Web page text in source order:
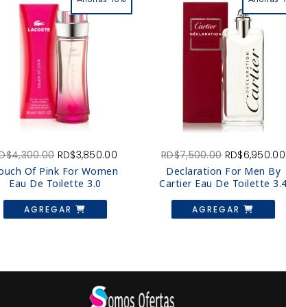
4,300.00 El
precio
original
era:
RD$4,300.00.
RD$3,850.00El
precio
actual
RD$3,850.00.
Of Pink For Women
Eau De Toilette 3.0
AGREGAR
RD$7,500.00 El
precio
original
era:
RD$7,500.00.
RD$6,950.00El
Declaration For Men By
Cartier Eau De Toilette 3.4
AGREGAR